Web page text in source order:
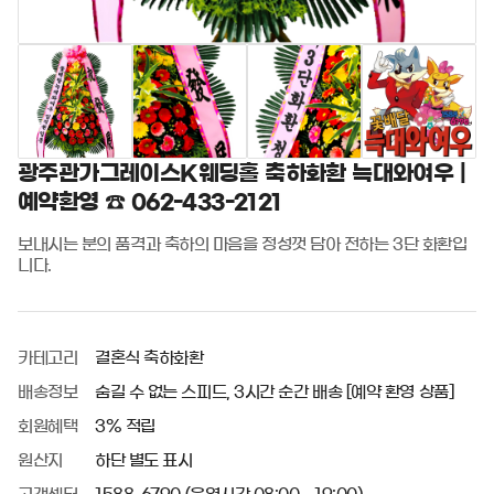
광주관가그레이스K웨딩홀 축하화환 늑대와여우 |
예약환영 ☎ 062-433-2121
보내시는 분의 품격과 축하의 마음을 정성껏 담아 전하는 3단 화환입
니다.
카테고리 결혼식 축하화환
배송정보 숨길 수 없는 스피드, 3시간 순간 배송 [예약 환영 상품]
회원혜택 3% 적립
원산지 하단 별도 표시